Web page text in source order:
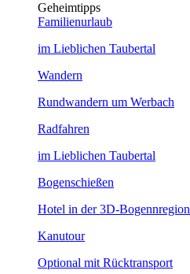
Geheimtipps
Familienurlaub
im Lieblichen Taubertal
Wandern
Rundwandern um Werbach
Radfahren
im Lieblichen Taubertal
Bogenschießen
Hotel in der 3D-Bogennregion
Kanutour
Optional mit Rücktransport